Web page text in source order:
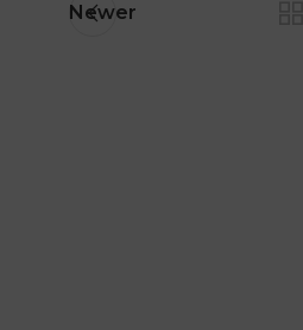
Newer